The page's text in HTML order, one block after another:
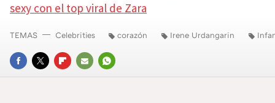
sexy con el top viral de Zara
FACEBOOK
TWITTERFLIPBOARD
E-
WHATSAPP
TEMAS Celebrities corazón Irene Urdangarin